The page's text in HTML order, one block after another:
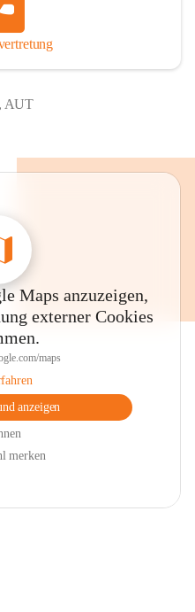
AUT
Maps anzuzeigen,
externer Cookies
maps
anzeigen
merken